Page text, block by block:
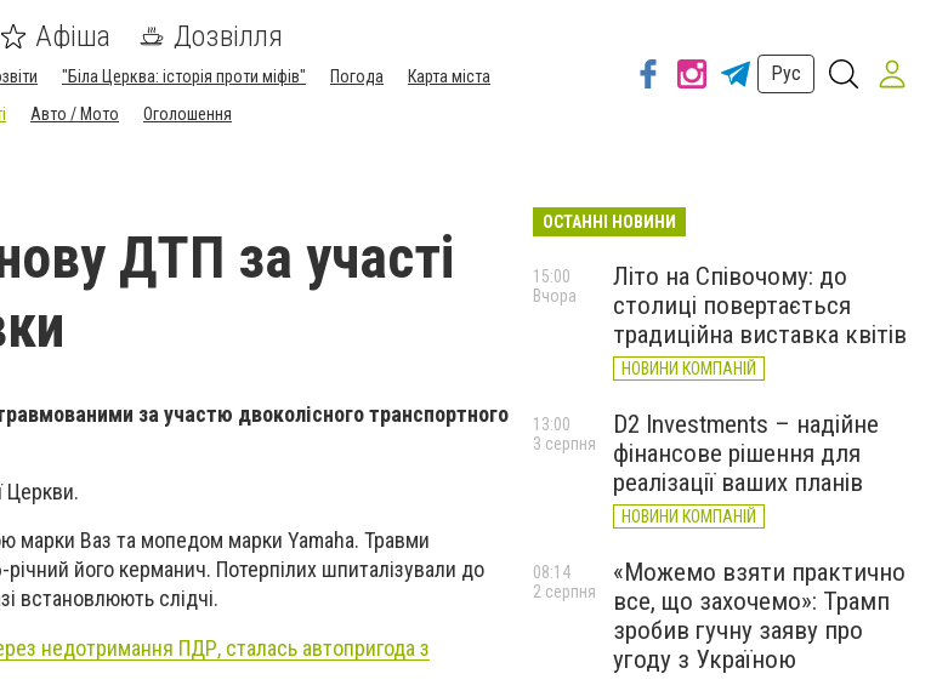
Афіша Дозвілля
"Біла Церква: історія проти міфів" Погода
Карта міста
Авто / Мото Оголошення
Рус
ДТП за участі
за участю двоколісного транспортного
Церкви.
марки Ваз та мопедом марки Yamaha. Травми
його керманич. Потерпілих шпиталізували до
встановлюють слідчі.
недотримання ПДР, сталась автопригода з
ОСТАННІ НОВИНИ
Літо на Співочому: до
столиці повертається
традиційна виставка квітів
НОВИНИ КОМПАНІЙ
15:00
Вчора
D2 Investments – надійне
фінансове рішення для
реалізації ваших планів
НОВИНИ КОМПАНІЙ
13:00
3 серпня
«Можемо взяти практично
все, що захочемо»: Трамп
зробив гучну заяву про
угоду з Україною
08:14
2 серпня